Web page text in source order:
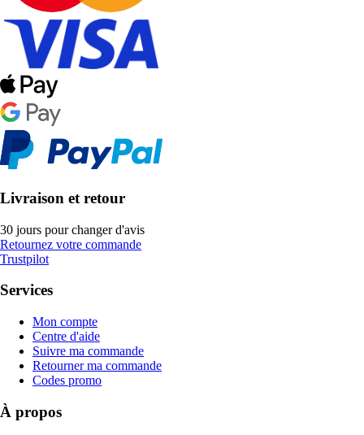
Livraison et retour
30 jours pour changer d'avis
Retournez votre commande
Trustpilot
Services
Mon compte
Centre d'aide
Suivre ma commande
Retourner ma commande
Codes promo
À propos